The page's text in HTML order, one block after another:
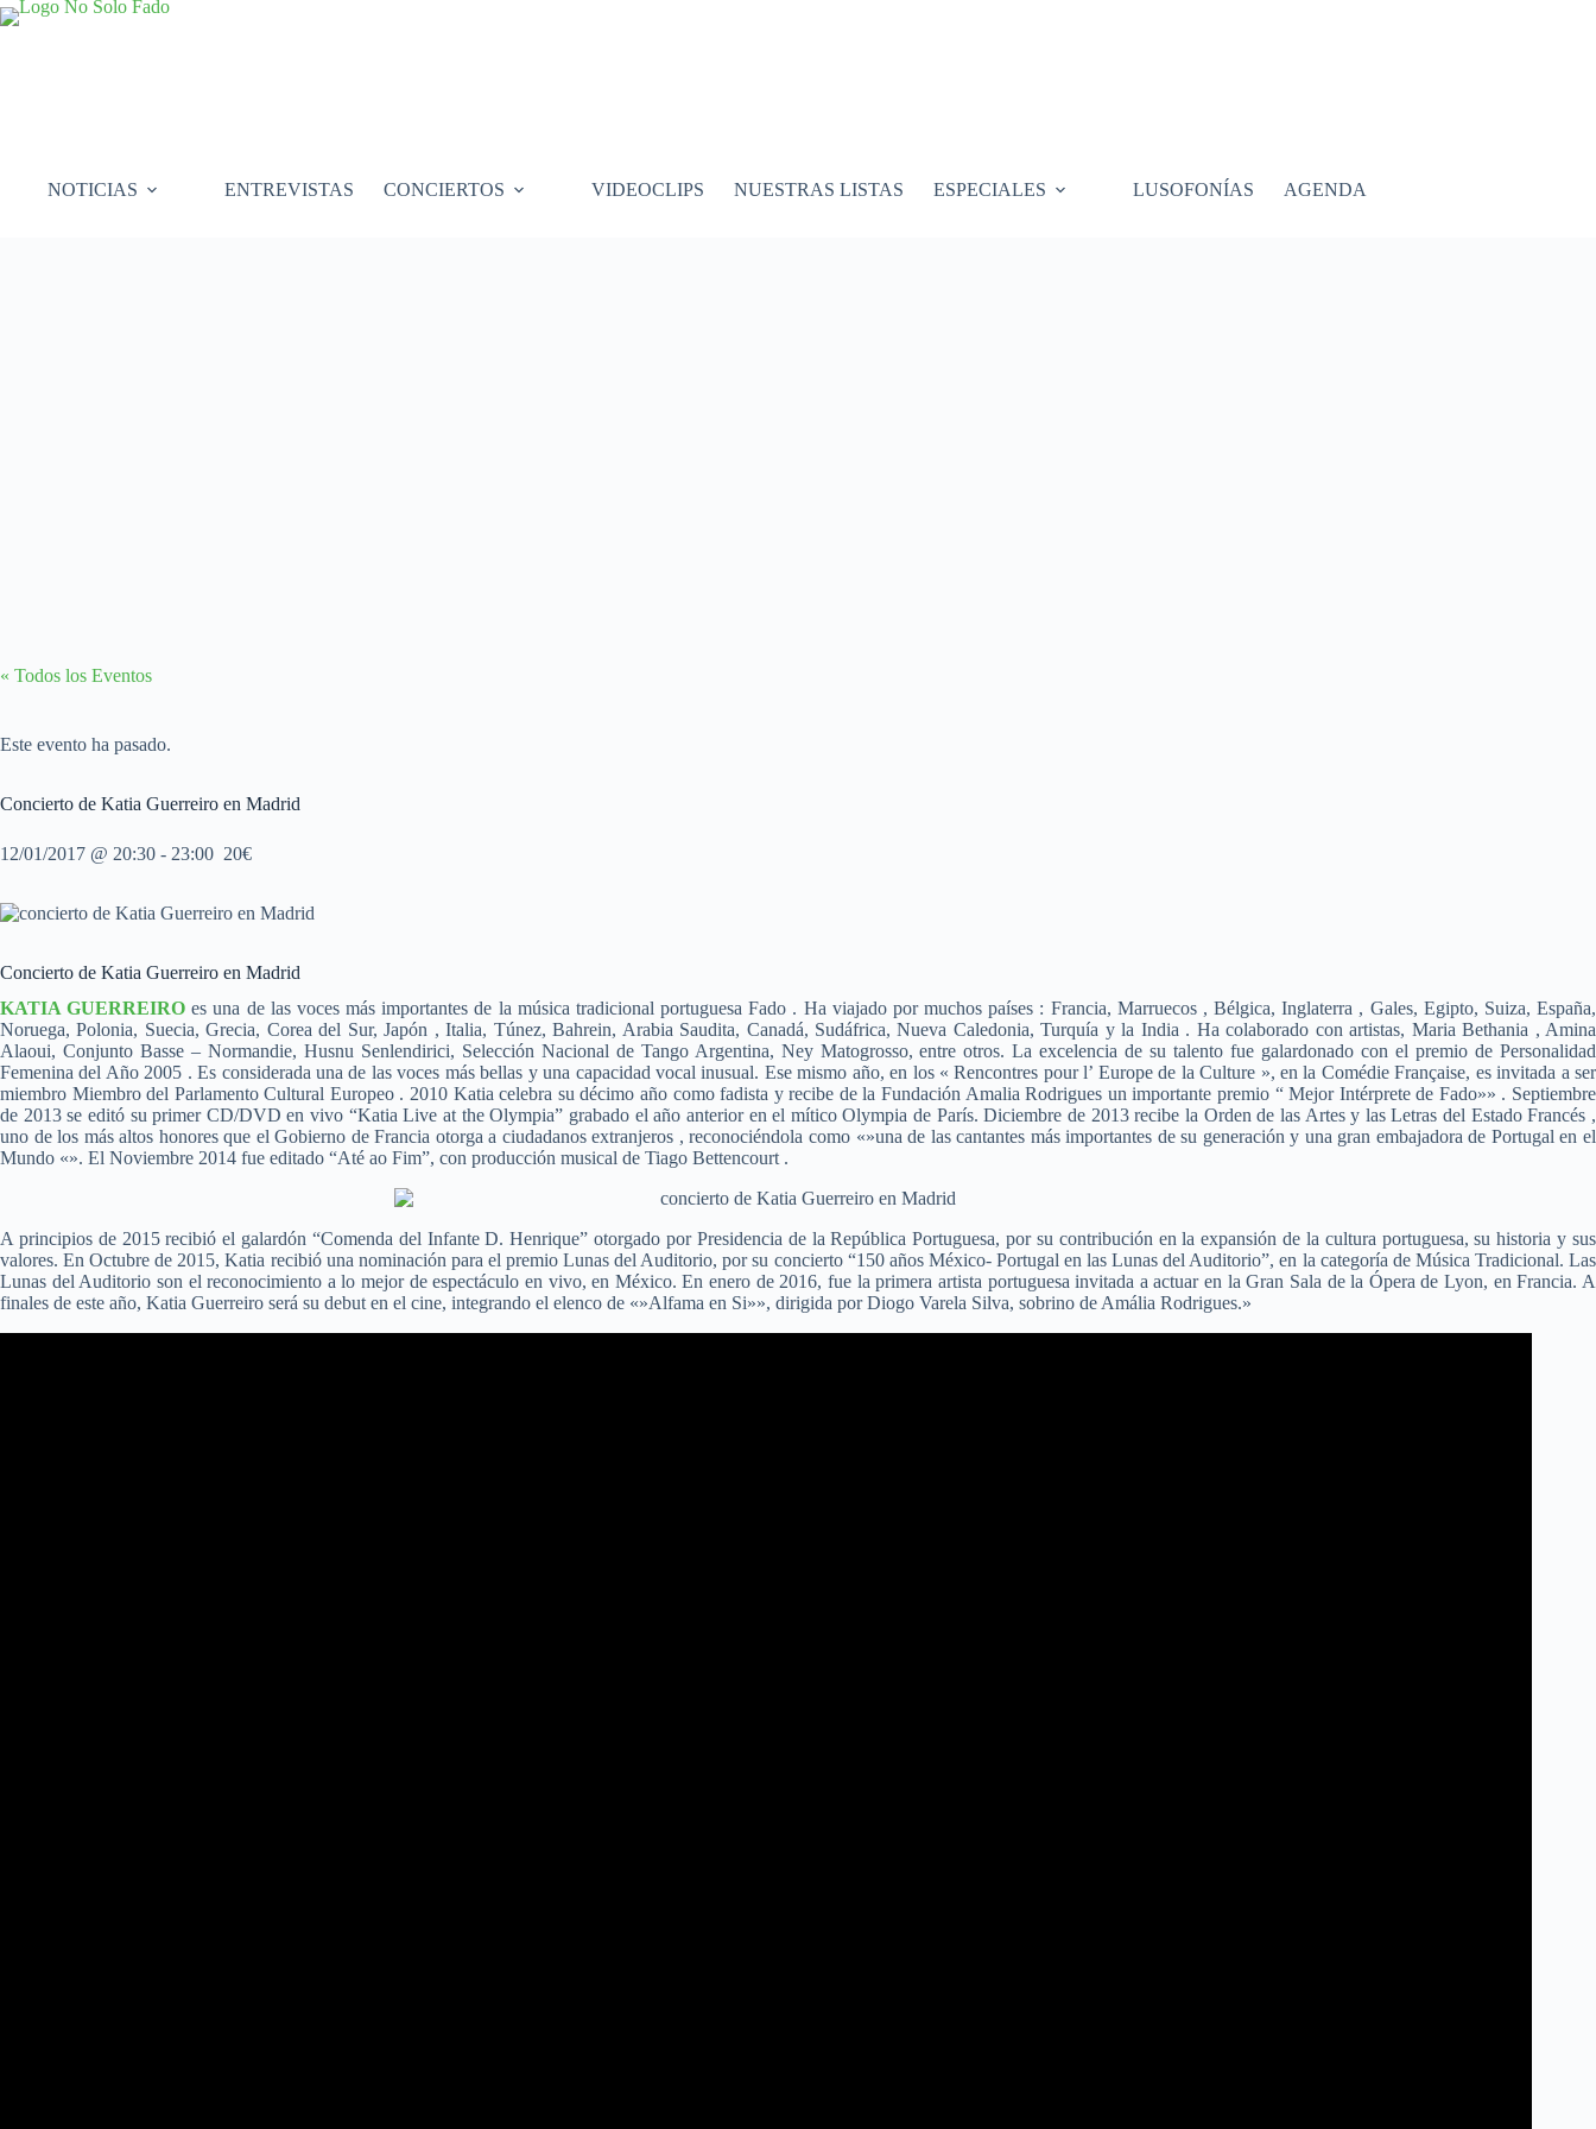
Saltar
al
NOTICIAS ENTREVISTAS CONCIERTOS VIDEOCLIPS NUESTRAS LISTAS ESPECIALES LUSOFONÍAS AGENDA
« Todos los Eventos
Este evento ha pasado.
Concierto de Katia Guerreiro en Madrid
12/01/2017 @ 20:30 - 23:00 20€
Concierto de Katia Guerreiro en Madrid
KATIA GUERREIRO es una de las voces más importantes de la música tradicional portuguesa Fado . Ha viajado por muchos países : Francia, Marruecos , Bélgica, Inglaterra , Gales, Egipto, Suiza, España,
Noruega, Polonia, Suecia, Grecia, Corea del Sur, Japón , Italia, Túnez, Bahrein, Arabia Saudita, Canadá, Sudáfrica, Nueva Caledonia, Turquía y la India . Ha colaborado con artistas, Maria Bethania , Amina
Alaoui, Conjunto Basse – Normandie, Husnu Senlendirici, Selección Nacional de Tango Argentina, Ney Matogrosso, entre otros. La excelencia de su talento fue galardonado con el premio de Personalidad
Femenina del Año 2005 . Es considerada una de las voces más bellas y una capacidad vocal inusual. Ese mismo año, en los « Rencontres pour l’ Europe de la Culture », en la Comédie Française, es invitada a ser
miembro Miembro del Parlamento Cultural Europeo . 2010 Katia celebra su décimo año como fadista y recibe de la Fundación Amalia Rodrigues un importante premio “ Mejor Intérprete de Fado»» . Septiembre
de 2013 se editó su primer CD/DVD en vivo “Katia Live at the Olympia” grabado el año anterior en el mítico Olympia de París. Diciembre de 2013 recibe la Orden de las Artes y las Letras del Estado Francés ,
uno de los más altos honores que el Gobierno de Francia otorga a ciudadanos extranjeros , reconociéndola como «»una de las cantantes más importantes de su generación y una gran embajadora de Portugal en el
Mundo «». El Noviembre 2014 fue editado “Até ao Fim”, con producción musical de Tiago Bettencourt .
A principios de 2015 recibió el galardón “Comenda del Infante D. Henrique” otorgado por Presidencia de la República Portuguesa, por su contribución en la expansión de la cultura portuguesa, su historia y sus
valores. En Octubre de 2015, Katia recibió una nominación para el premio Lunas del Auditorio, por su concierto “150 años México- Portugal en las Lunas del Auditorio”, en la categoría de Música Tradicional. Las
Lunas del Auditorio son el reconocimiento a lo mejor de espectáculo en vivo, en México. En enero de 2016, fue la primera artista portuguesa invitada a actuar en la Gran Sala de la Ópera de Lyon, en Francia. A
finales de este año, Katia Guerreiro será su debut en el cine, integrando el elenco de «»Alfama en Si»», dirigida por Diogo Varela Silva, sobrino de Amália Rodrigues.»